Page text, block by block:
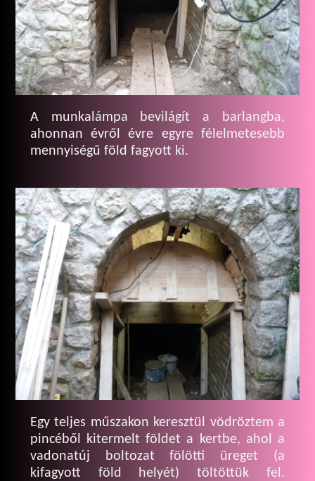
A munkalámpa bevilágít a barlangba,
ahonnan évről évre egyre félelmetesebb
mennyiségű föld fagyott ki.
Egy teljes műszakon keresztül vödröztem a
pincéből kitermelt földet a kertbe, ahol a
vadonatúj boltozat fölötti üreget (a
kifagyott föld helyét) töltöttük fel.